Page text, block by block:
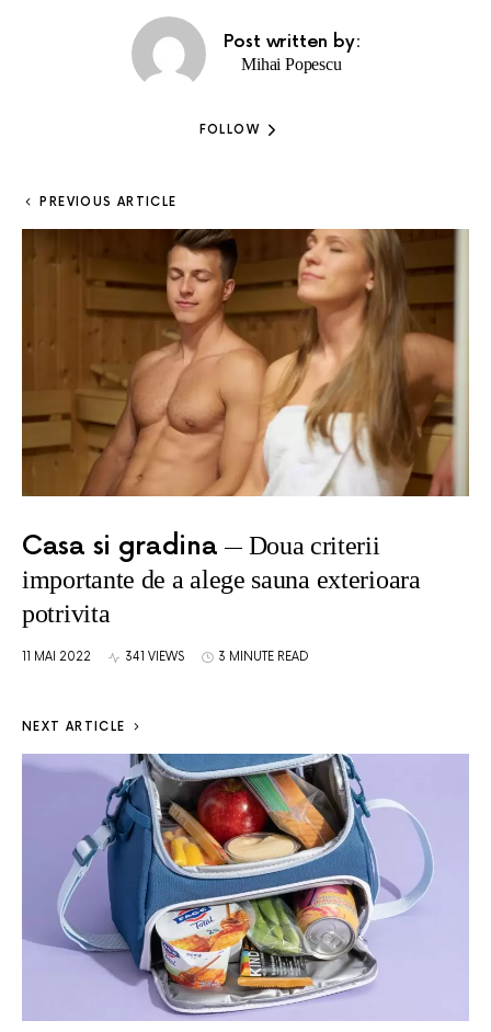
Post written by:
Mihai Popescu
FOLLOW
PREVIOUS ARTICLE
Casa si gradina
Doua criterii
importante de a alege sauna exterioara
potrivita
11 MAI 2022 341 VIEWS 3 MINUTE READ
NEXT ARTICLE